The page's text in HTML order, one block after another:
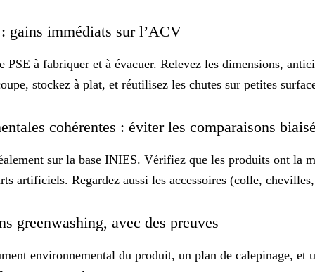
gains immédiats sur l’ACV
PSE à fabriquer et à évacuer. Relevez les dimensions,
stockez à plat, et réutilisez les chutes sur petites
cohérentes : éviter les comparaisons
sur la base INIES. Vérifiez que les produits ont la
artificiels. Regardez aussi les accessoires (colle,
greenwashing, avec des preuves
environnemental du produit, un plan de calepinage, et